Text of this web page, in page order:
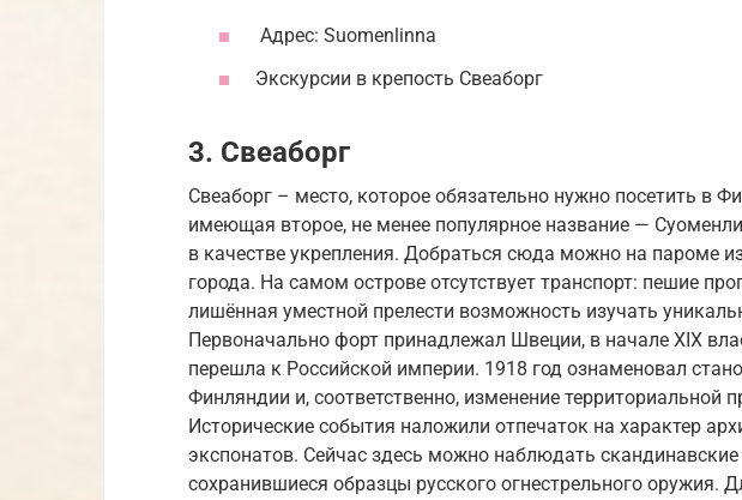
Адрес: Suomenlinna
Экскурсии в крепость Свеаборг
3. Свеаборг
Свеаборг – место, которое обязательно нужно посетить в
имеющая второе, не менее популярное название —
в качестве укрепления. Добраться сюда можно на пароме
города. На самом острове отсутствует транспорт: пешие
лишённая уместной прелести возможность изучать
Первоначально форт принадлежал Швеции, в начале XIX
перешла к Российской империи. 1918 год ознаменовал
Финляндии и, соответственно, изменение территориальной
Исторические события наложили отпечаток на характер
экспонатов. Сейчас здесь можно наблюдать скандинавские
сохранившиеся образцы русского огнестрельного оружия.